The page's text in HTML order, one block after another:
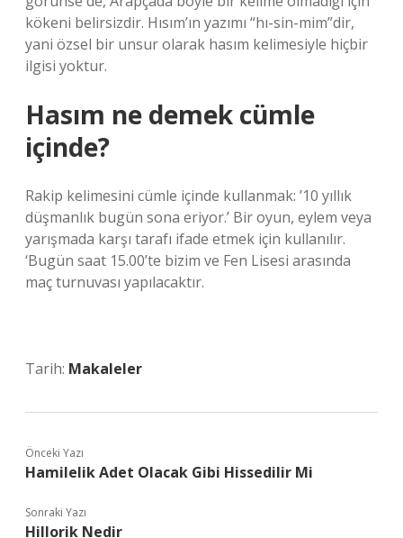
kökeni belirsizdir. Hısım’ın yazımı “hı-sin-mim”dir,
yani özsel bir unsur olarak hasım kelimesiyle hiçbir
ilgisi yoktur.
Hasım ne demek cümle
içinde?
Rakip kelimesini cümle içinde kullanmak: ’10 yıllık
düşmanlık bugün sona eriyor.’ Bir oyun, eylem veya
yarışmada karşı tarafı ifade etmek için kullanılır.
‘Bugün saat 15.00’te bizim ve Fen Lisesi arasında
maç turnuvası yapılacaktır.
Tarih: Makaleler
Önceki Yazı
Hamilelik Adet Olacak Gibi Hissedilir Mi
Sonraki Yazı
Hillorik Nedir